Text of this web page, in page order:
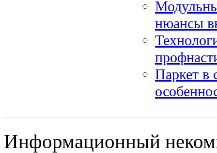
нюансы
Паркет в
Информационный